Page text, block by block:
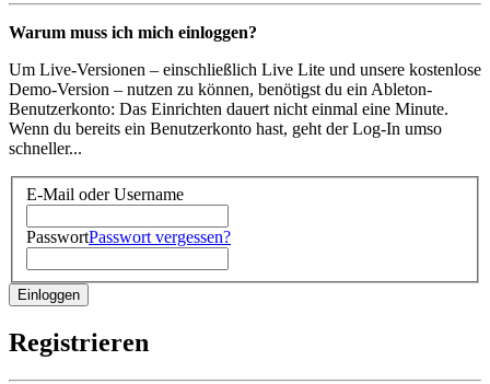
Warum muss ich mich einloggen?
Um Live-Versionen – einschließlich Live Lite und unsere kostenlose
Demo-Version – nutzen zu können, benötigst du ein Ableton-
Benutzerkonto: Das Einrichten dauert nicht einmal eine Minute.
Wenn du bereits ein Benutzerkonto hast, geht der Log-In umso
schneller...
E-Mail oder Username
PasswortPasswort vergessen?
Registrieren